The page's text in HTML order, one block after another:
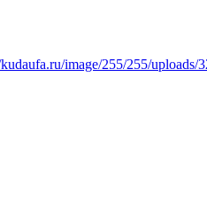
image/255/255/uploads/